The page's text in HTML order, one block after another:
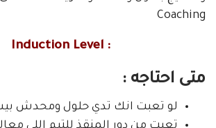
Coaching
: Induction Level
متى احتاجه :
لو تعبت انك تدي حلول ومحدش